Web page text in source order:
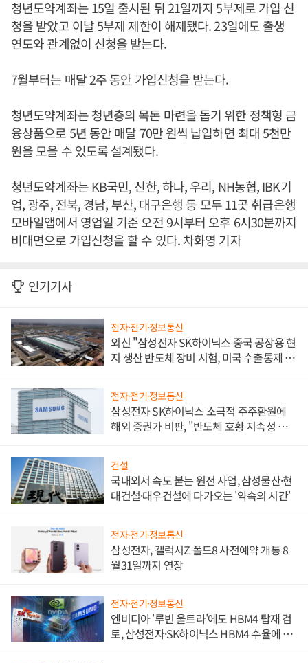
청년도약계좌는 15일 출시된 뒤 21일까지 5부제로 가입 신
청을 받았고 이날 5부제 제한이 해제됐다. 23일에도 출생
연도와 관계없이 신청을 받는다.
7월부터는 매달 2주 동안 가입신청을 받는다.
청년도약계좌는 청년층의 목돈 마련을 돕기 위한 정책형 금
융상품으로 5년 동안 매달 70만 원씩 납입하면 최대 5천만
원을 모을 수 있도록 설계됐다.
청년도약계좌는 KB국민, 신한, 하나, 우리, NH농협, IBK기
업, 광주, 전북, 경남, 부산, 대구은행 등 모두 11곳 취급은행
모바일앱에서 영업일 기준 오전 9시부터 오후 6시30분까지
비대면으로 가입신청을 할 수 있다. 차화영 기자
인기기사
전자·전기·정보통신
외신 "삼성전자 SK하이닉스 중국 공장용 현
지 생산 반도체 장비 시험, 미국 수출통제 대
전자·전기·정보통신
삼성전자 SK하이닉스 소극적 주주환원에
해외 증권가 비판, "반도체 호황 지속성 의
건설
국내외서 속도 붙는 원전 사업, 삼성물산·현
대건설·대우건설에 다가오는 '약속의 시간'
전자·전기·정보통신
삼성전자, 갤럭시Z 폴드8 사전예약 개통 8
월31일까지 연장
전자·전기·정보통신
엔비디아 '루빈 울트라'에도 HBM4 탑재 검
토, 삼성전자·SK하이닉스 HBM4 수율에 주